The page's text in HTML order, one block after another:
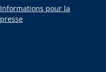
Informations pour la
presse